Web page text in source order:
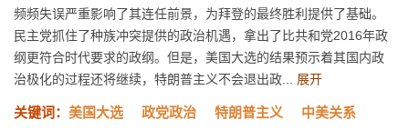
频频失误严重影响了其连任前景，为拜登的最终胜利提供了基础。
民主党抓住了种族冲突提供的政治机遇，拿出了比共和党2016年政
纲更符合时代要求的政纲。但是，美国大选的结果预示着其国内政
治极化的过程还将继续，特朗普主义不会退出政... 展开
关键词： 美国大选 政党政治 特朗普主义 中美关系